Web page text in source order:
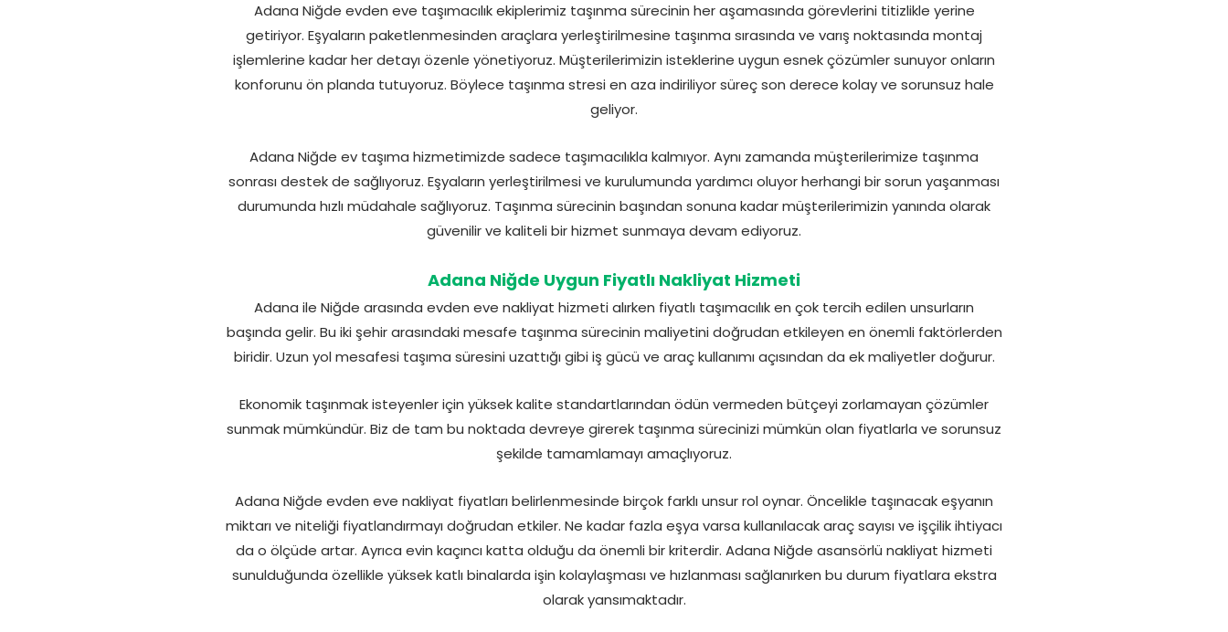
Adana Niğde evden eve taşımacılık ekiplerimiz taşınma sürecinin her aşamasında görevlerini titizlikle yerine
getiriyor. Eşyaların paketlenmesinden araçlara yerleştirilmesine taşınma sırasında ve varış noktasında montaj
işlemlerine kadar her detayı özenle yönetiyoruz. Müşterilerimizin isteklerine uygun esnek çözümler sunuyor onların
konforunu ön planda tutuyoruz. Böylece taşınma stresi en aza indiriliyor süreç son derece kolay ve sorunsuz hale
geliyor.
Adana Niğde ev taşıma hizmetimizde sadece taşımacılıkla kalmıyor. Aynı zamanda müşterilerimize taşınma
sonrası destek de sağlıyoruz. Eşyaların yerleştirilmesi ve kurulumunda yardımcı oluyor herhangi bir sorun yaşanması
durumunda hızlı müdahale sağlıyoruz. Taşınma sürecinin başından sonuna kadar müşterilerimizin yanında olarak
güvenilir ve kaliteli bir hizmet sunmaya devam ediyoruz.
Adana Niğde Uygun Fiyatlı Nakliyat Hizmeti
Adana ile Niğde arasında evden eve nakliyat hizmeti alırken fiyatlı taşımacılık en çok tercih edilen unsurların
başında gelir. Bu iki şehir arasındaki mesafe taşınma sürecinin maliyetini doğrudan etkileyen en önemli faktörlerden
biridir. Uzun yol mesafesi taşıma süresini uzattığı gibi iş gücü ve araç kullanımı açısından da ek maliyetler doğurur.
Ekonomik taşınmak isteyenler için yüksek kalite standartlarından ödün vermeden bütçeyi zorlamayan çözümler
sunmak mümkündür. Biz de tam bu noktada devreye girerek taşınma sürecinizi mümkün olan fiyatlarla ve sorunsuz
şekilde tamamlamayı amaçlıyoruz.
Adana Niğde evden eve nakliyat fiyatları belirlenmesinde birçok farklı unsur rol oynar. Öncelikle taşınacak eşyanın
miktarı ve niteliği fiyatlandırmayı doğrudan etkiler. Ne kadar fazla eşya varsa kullanılacak araç sayısı ve işçilik ihtiyacı
da o ölçüde artar. Ayrıca evin kaçıncı katta olduğu da önemli bir kriterdir. Adana Niğde asansörlü nakliyat hizmeti
sunulduğunda özellikle yüksek katlı binalarda işin kolaylaşması ve hızlanması sağlanırken bu durum fiyatlara ekstra
olarak yansımaktadır.